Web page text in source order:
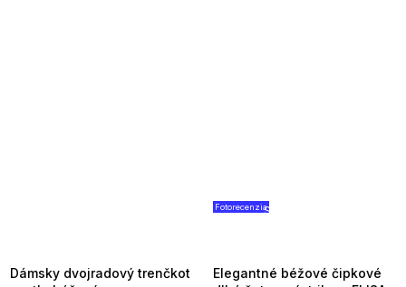
Dámsky dvojradový trenčkot
FotorecenziaSUMMER SALE -35% ?
Elegantné béžové čipkové